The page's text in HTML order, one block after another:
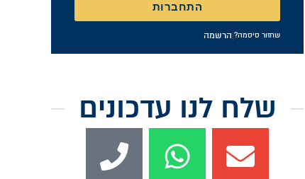
התחברות
שחזור סיסמה?|הרשמה
שלח לנו עדכונים